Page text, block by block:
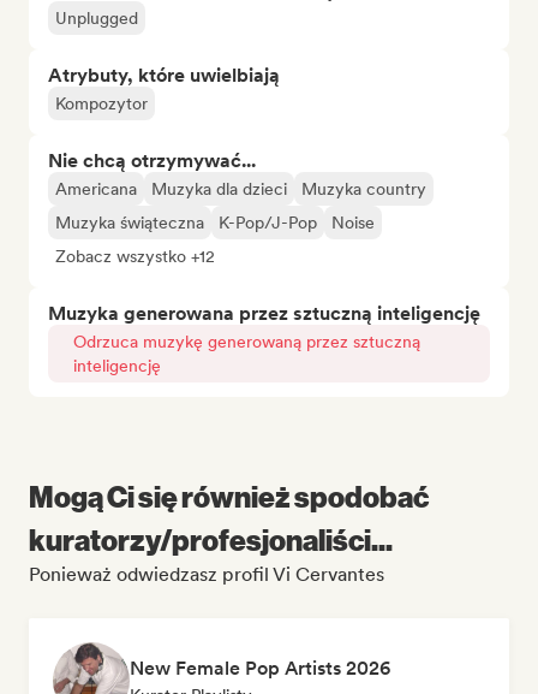
Unplugged
Atrybuty, które uwielbiają
Kompozytor
Nie chcą otrzymywać...
Americana Muzyka dla dzieci
Muzyka country
Muzyka świąteczna
K-Pop/J-Pop
Noise
Zobacz wszystko +12
Muzyka generowana przez sztuczną inteligencję
Odrzuca muzykę generowaną przez sztuczną
inteligencję
Mogą Ci się również spodobać
kuratorzy/profesjonaliści...
Ponieważ odwiedzasz profil Vi Cervantes
New Female Pop Artists 2026